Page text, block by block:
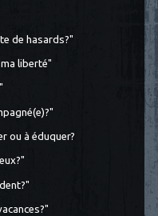
de hasards?"
liberté"
ou à éduquer?